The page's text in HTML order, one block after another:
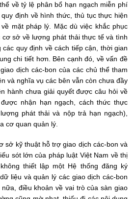
về tỷ lệ phân bổ hạn ngạch miễn phí
định về hình thức, thủ tục thực hiện
mặt pháp lý. Mặc dù việc khắc phục
cơ sở về lượng phát thải thực tế và tình
quy định về cách tiếp cận, thời gian
chi tiết hơn. Bên cạnh đó, về vấn đề
dịch các-bon của các chủ thể tham
và nghĩa vụ các bên vẫn còn chưa đầy
hành chưa giải quyết được câu hỏi về
nhận hạn ngạch, cách thức thực
phát thải và nộp trả hạn ngạch),
cơ quan quản lý.
sở kỹ thuật hỗ trợ giao dịch các-bon và
sót lớn của pháp luật Việt Nam về thị
thiết lập một Hệ thống đăng ký
liệu và quản lý các giao dịch các-bon
điều khoản về vai trò của sàn giao